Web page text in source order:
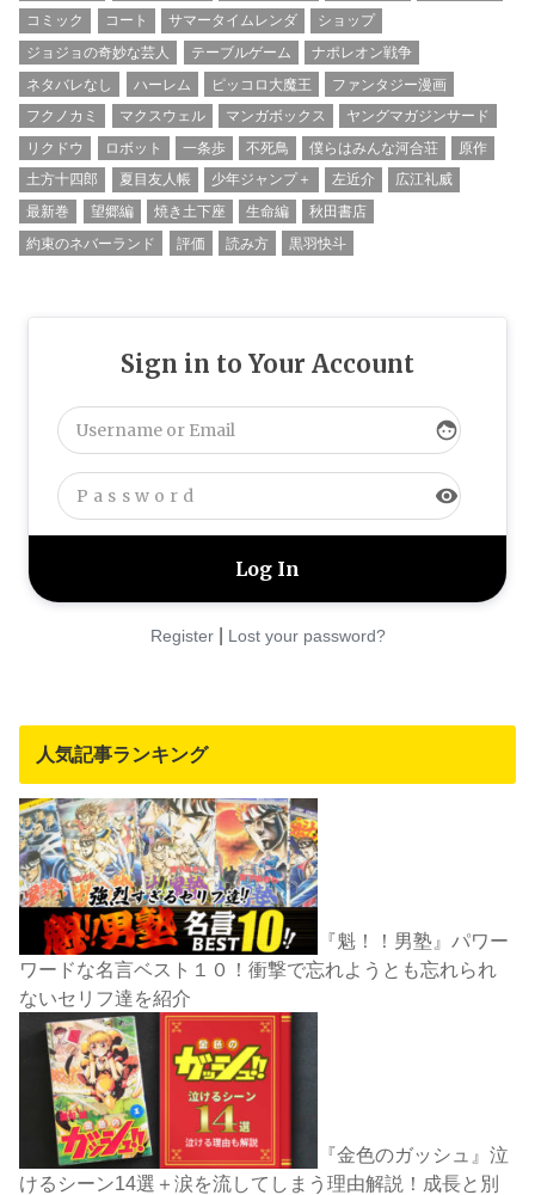
コミック
コート サマータイムレンダ
ショップ
ジョジョの奇妙な芸人
テーブルゲーム
ナポレオン戦争
ネタバレなし
ハーレム ピッコロ大魔王
ファンタジー漫画
フクノカミ
マクスウェル マンガボックス
ヤングマガジンサード
リクドウ
ロボット 一条歩 不死鳥 僕らはみんな河合荘
原作
土方十四郎
夏目友人帳 少年ジャンプ＋ 左近介
広江礼威
最新巻
望郷編 焼き土下座 生命編
秋田書店
約束のネバーランド
評価 読み方 黒羽快斗
Sign in to Your Account
face
visibility
Register| Lost your password?
人気記事ランキング
『魁！！男塾』パワー
ワードな名言ベスト１０！衝撃で忘れようとも忘れられ
ないセリフ達を紹介
『金色のガッシュ』泣
けるシーン14選＋涙を流してしまう理由解説！成長と別